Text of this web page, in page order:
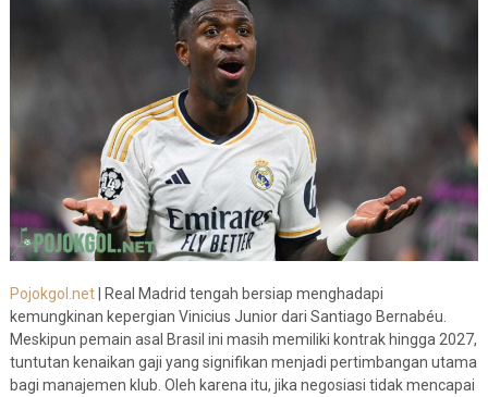
Pojokgol.net| Real Madrid tengah bersiap menghadapi
kemungkinan kepergian Vinicius Junior dari Santiago Bernabéu.
Meskipun pemain asal Brasil ini masih memiliki kontrak hingga 2027,
tuntutan kenaikan gaji yang signifikan menjadi pertimbangan utama
bagi manajemen klub. Oleh karena itu, jika negosiasi tidak mencapai